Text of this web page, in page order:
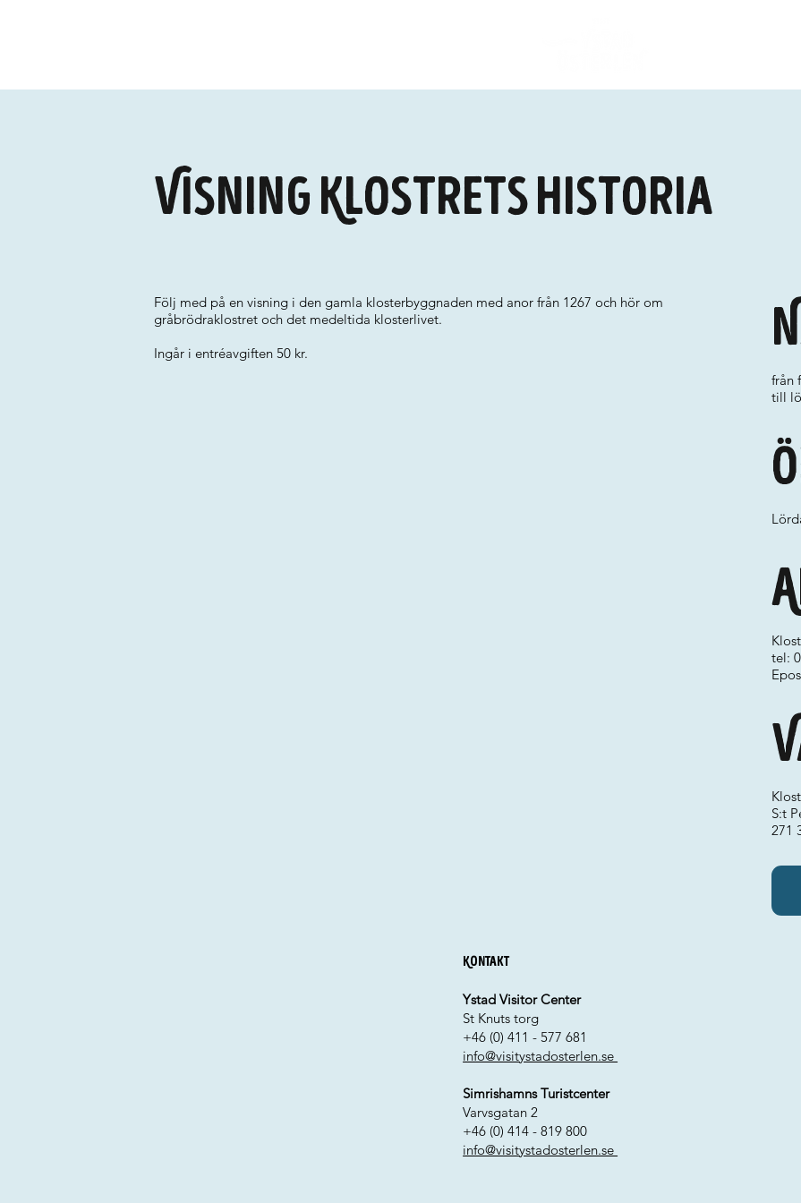
Visning Klostrets historia
Följ med på en visning i den gamla klosterbyggnaden med anor från 1267 och hör om
gråbrödraklostret och det medeltida klosterlivet.
Ingår i entréavgiften 50 kr.
från
till
tel:
S:t
271
Kontakt
Ystad Visitor Center
St Knuts torg
+46 (0) 411 - 577 681
info@visitystadosterlen.se
Simrishamns Turistcenter
Varvsgatan 2
+46 (0) 414 - 819 800
info@visitystadosterlen.se